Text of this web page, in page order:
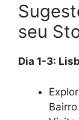
seu
Dia 1-3: